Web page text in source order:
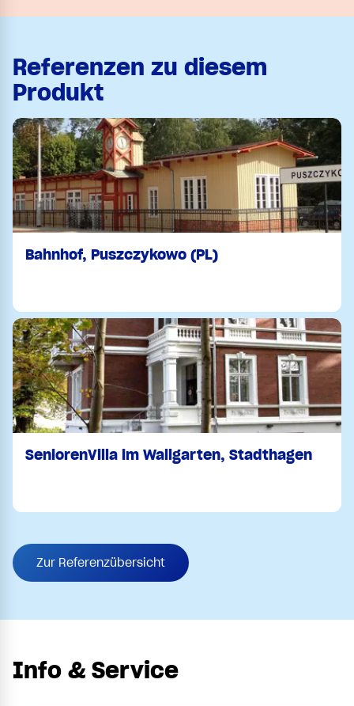
Referenzen zu diesem
Produkt
Bahnhof, Puszczykowo (PL)
SeniorenVilla im Wallgarten, Stadthagen
Zur Referenzübersicht
Info & Service